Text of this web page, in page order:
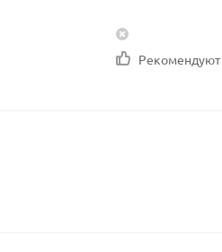
Рекомендуют